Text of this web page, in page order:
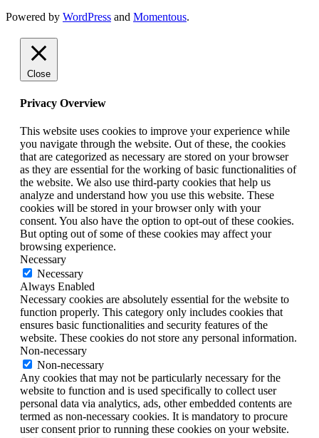
Powered by WordPress and Momentous.
Close
Privacy Overview
This website uses cookies to improve your experience while
you navigate through the website. Out of these, the cookies
that are categorized as necessary are stored on your browser
as they are essential for the working of basic functionalities of
the website. We also use third-party cookies that help us
analyze and understand how you use this website. These
cookies will be stored in your browser only with your
consent. You also have the option to opt-out of these cookies.
But opting out of some of these cookies may affect your
browsing experience.
Necessary
Necessary
Always Enabled
Necessary cookies are absolutely essential for the website to
function properly. This category only includes cookies that
ensures basic functionalities and security features of the
website. These cookies do not store any personal information.
Non-necessary
Non-necessary
Any cookies that may not be particularly necessary for the
website to function and is used specifically to collect user
personal data via analytics, ads, other embedded contents are
termed as non-necessary cookies. It is mandatory to procure
user consent prior to running these cookies on your website.